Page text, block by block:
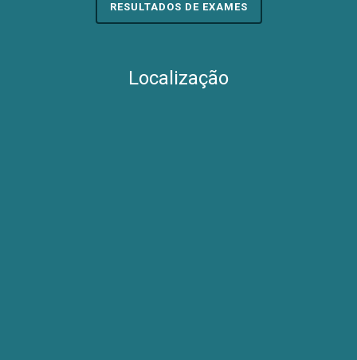
RESULTADOS DE EXAMES
Localização